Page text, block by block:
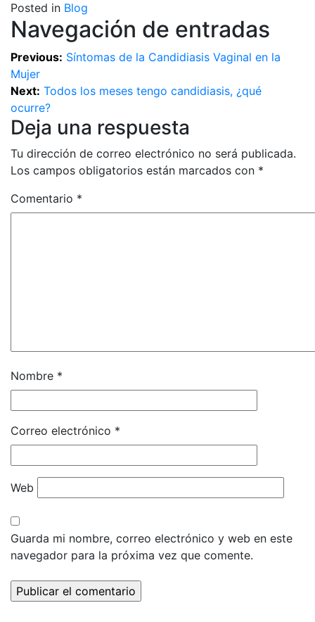
Posted in Blog
Navegación de entradas
Previous: Síntomas de la Candidiasis Vaginal en la
Mujer
Next: Todos los meses tengo candidiasis, ¿qué
ocurre?
Deja una respuesta
Tu dirección de correo electrónico no será publicada.
Los campos obligatorios están marcados con *
Comentario *
Nombre *
Correo electrónico *
Web
Guarda mi nombre, correo electrónico y web en este
navegador para la próxima vez que comente.